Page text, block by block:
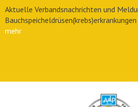
Aktuelle Verbandsnachrichten und
Bauchspeicheldrüsen(krebs)erkrankungen
mehr